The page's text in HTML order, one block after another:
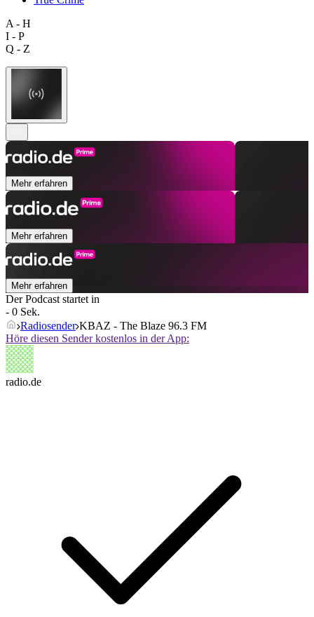
A - H
I - P
Q - Z
Mehr erfahren
Mehr erfahren
Mehr erfahren
Der Podcast startet in
- 0 Sek.
Radiosender KBAZ - The Blaze 96.3 FM
Höre diesen Sender kostenlos in der App:
radio.de